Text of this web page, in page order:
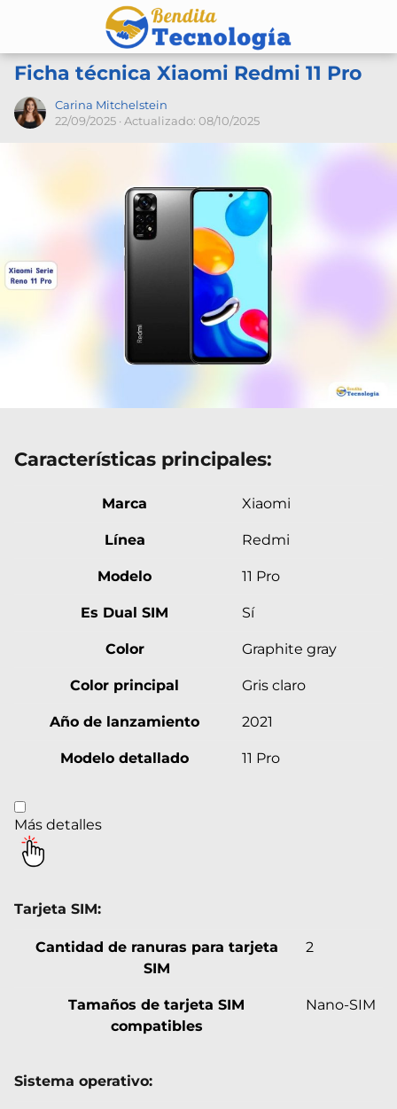
Ficha técnica Xiaomi Redmi 11 Pro
Carina Mitchelstein
22/09/2025 · Actualizado: 08/10/2025
Características principales:
Marca Xiaomi
Línea Redmi
Modelo 11 Pro
Es Dual SIM Sí
Color Graphite gray
Color principal Gris claro
Año de lanzamiento 2021
Modelo detallado 11 Pro
Más detalles
Tarjeta SIM:
Cantidad de ranuras para tarjeta
SIM
2
Tamaños de tarjeta SIM
compatibles
Nano-SIM
Sistema operativo: